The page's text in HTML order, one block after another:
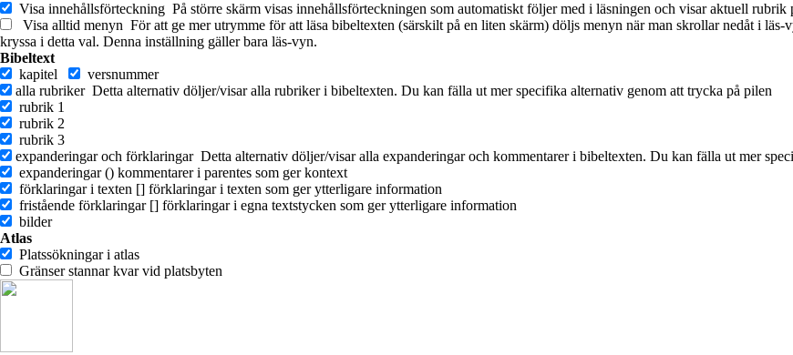
Visa innehållsförteckning På större skärm visas innehållsförteckningen som automatiskt följer med i läsningen och visar aktuell
Visa alltid menyn För att ge mer utrymme för att läsa bibeltexten (särskilt på en liten skärm) döljs menyn när man skrollar nedåt i
kryssa i detta val. Denna inställning gäller bara läs-vyn.
Bibeltext
kapitel
versnummer
alla rubriker Detta alternativ döljer/visar alla rubriker i bibeltexten. Du kan fälla ut mer specifika alternativ genom att trycka på pilen
rubrik 1
rubrik 2
rubrik 3
expanderingar och förklaringar Detta alternativ döljer/visar alla expanderingar och kommentarer i bibeltexten. Du kan fälla ut mer
expanderingar () kommentarer i parentes som ger kontext
förklaringar i texten [] förklaringar i texten som ger ytterligare information
fristående förklaringar [] förklaringar i egna textstycken som ger ytterligare information
bilder
Atlas
Platssökningar i atlas
Gränser stannar kvar vid platsbyten